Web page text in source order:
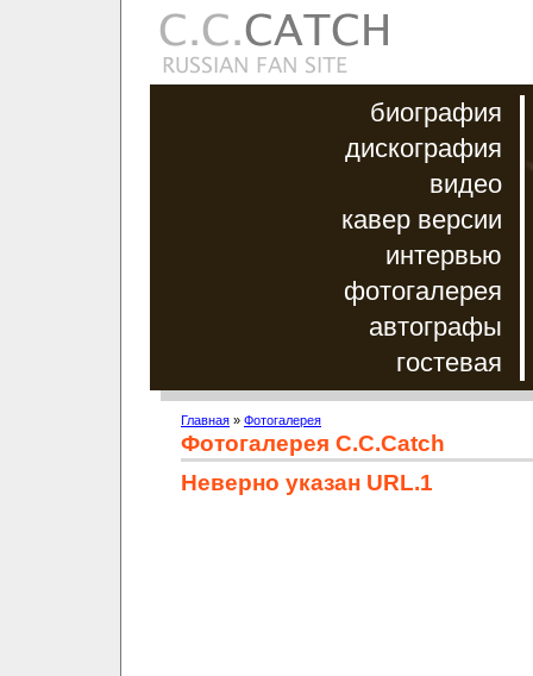
биография
дискография
видео
кавер версии
интервью
фотогалерея
автографы
гостевая
Главная » Фотогалерея
Фотогалерея C.C.Catch
Неверно указан URL.1